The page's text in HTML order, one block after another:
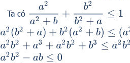
Ta có
a2+ +a≤
2(b 2+a )+ b2( a2+b) ≤(a 2+ b)( b2+ a)
2b2+ 3+a2 b2+b3≤a 2b 2+ 3+ a3+a
2b2− b≤0